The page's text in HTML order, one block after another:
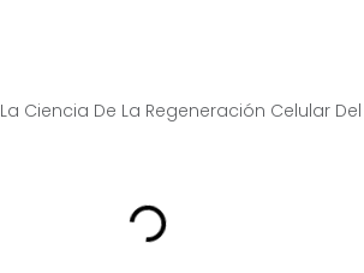
La Ciencia De La Regeneración Celular